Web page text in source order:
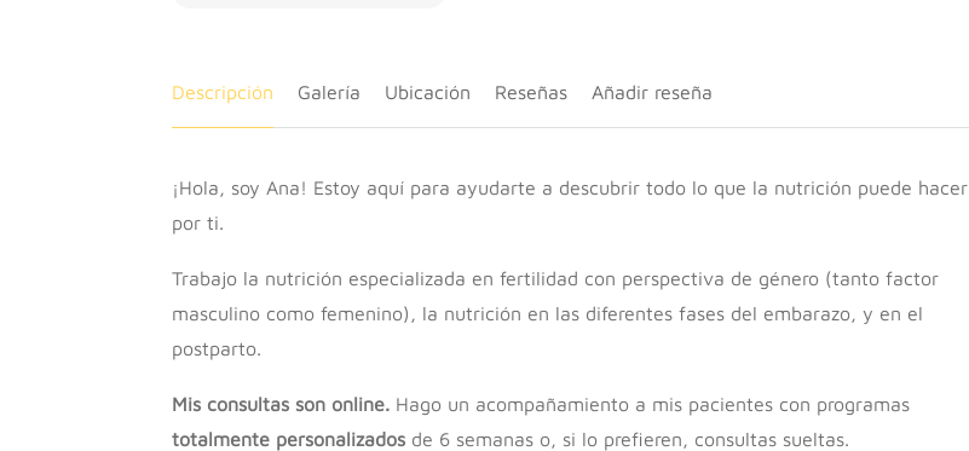
Descripción Galería Ubicación Reseñas Añadir reseña
¡Hola, soy Ana! Estoy aquí para ayudarte a descubrir todo lo que la nutrición puede hacer
por ti.
Trabajo la nutrición especializada en fertilidad con perspectiva de género (tanto factor
masculino como femenino), la nutrición en las diferentes fases del embarazo, y en el
postparto.
Mis consultas son online. Hago un acompañamiento a mis pacientes con programas
totalmente personalizados de 6 semanas o, si lo prefieren, consultas sueltas.